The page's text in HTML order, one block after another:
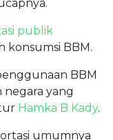
publik
konsumsi BBM.
BBM
yang
Hamka B Kady.
umumnya